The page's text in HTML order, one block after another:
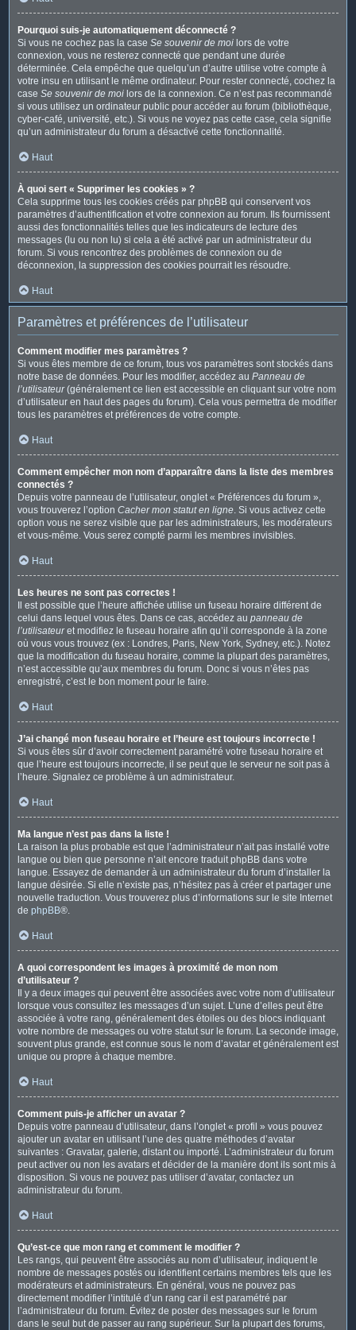
Pourquoi suis-je automatiquement déconnecté ?
Si vous ne cochez pas la case Se souvenir de moi lors de votre
connexion, vous ne resterez connecté que pendant une durée
déterminée. Cela empêche que quelqu’un d’autre utilise votre compte à
votre insu en utilisant le même ordinateur. Pour rester connecté, cochez la
case Se souvenir de moi lors de la connexion. Ce n’est pas recommandé
si vous utilisez un ordinateur public pour accéder au forum (bibliothèque,
cyber-café, université, etc.). Si vous ne voyez pas cette case, cela signifie
qu’un administrateur du forum a désactivé cette fonctionnalité.
Haut
À quoi sert « Supprimer les cookies » ?
Cela supprime tous les cookies créés par phpBB qui conservent vos
paramètres d’authentification et votre connexion au forum. Ils fournissent
aussi des fonctionnalités telles que les indicateurs de lecture des
messages (lu ou non lu) si cela a été activé par un administrateur du
forum. Si vous rencontrez des problèmes de connexion ou de
déconnexion, la suppression des cookies pourrait les résoudre.
Haut
Paramètres et préférences de l’utilisateur
Comment modifier mes paramètres ?
Si vous êtes membre de ce forum, tous vos paramètres sont stockés dans
notre base de données. Pour les modifier, accédez au Panneau de
l’utilisateur(généralement ce lien est accessible en cliquant sur votre nom
d’utilisateur en haut des pages du forum). Cela vous permettra de modifier
tous les paramètres et préférences de votre compte.
Haut
Comment empêcher mon nom d’apparaître dans la liste des membres
connectés ?
Depuis votre panneau de l’utilisateur, onglet « Préférences du forum »,
vous trouverez l’option Cacher mon statut en ligne. Si vous activez cette
option vous ne serez visible que par les administrateurs, les modérateurs
et vous-même. Vous serez compté parmi les membres invisibles.
Haut
Les heures ne sont pas correctes !
Il est possible que l’heure affichée utilise un fuseau horaire différent de
celui dans lequel vous êtes. Dans ce cas, accédez au panneau de
l’utilisateuret modifiez le fuseau horaire afin qu’il corresponde à la zone
où vous vous trouvez (ex : Londres, Paris, New York, Sydney, etc.). Notez
que la modification du fuseau horaire, comme la plupart des paramètres,
n’est accessible qu’aux membres du forum. Donc si vous n’êtes pas
enregistré, c’est le bon moment pour le faire.
Haut
J’ai changé mon fuseau horaire et l’heure est toujours incorrecte !
Si vous êtes sûr d’avoir correctement paramétré votre fuseau horaire et
que l’heure est toujours incorrecte, il se peut que le serveur ne soit pas à
l’heure. Signalez ce problème à un administrateur.
Haut
Ma langue n’est pas dans la liste !
La raison la plus probable est que l’administrateur n’ait pas installé votre
langue ou bien que personne n’ait encore traduit phpBB dans votre
langue. Essayez de demander à un administrateur du forum d’installer la
langue désirée. Si elle n’existe pas, n’hésitez pas à créer et partager une
nouvelle traduction. Vous trouverez plus d’informations sur le site Internet
de phpBB®.
Haut
A quoi correspondent les images à proximité de mon nom
d’utilisateur ?
Il y a deux images qui peuvent être associées avec votre nom d’utilisateur
lorsque vous consultez les messages d’un sujet. L’une d’elles peut être
associée à votre rang, généralement des étoiles ou des blocs indiquant
votre nombre de messages ou votre statut sur le forum. La seconde image,
souvent plus grande, est connue sous le nom d’avatar et généralement est
unique ou propre à chaque membre.
Haut
Comment puis-je afficher un avatar ?
Depuis votre panneau d’utilisateur, dans l’onglet « profil » vous pouvez
ajouter un avatar en utilisant l’une des quatre méthodes d’avatar
suivantes : Gravatar, galerie, distant ou importé. L’administrateur du forum
peut activer ou non les avatars et décider de la manière dont ils sont mis à
disposition. Si vous ne pouvez pas utiliser d’avatar, contactez un
administrateur du forum.
Haut
Qu’est-ce que mon rang et comment le modifier ?
Les rangs, qui peuvent être associés au nom d’utilisateur, indiquent le
nombre de messages postés ou identifient certains membres tels que les
modérateurs et administrateurs. En général, vous ne pouvez pas
directement modifier l’intitulé d’un rang car il est paramétré par
l’administrateur du forum. Évitez de poster des messages sur le forum
dans le seul but de passer au rang supérieur. Sur la plupart des forums,